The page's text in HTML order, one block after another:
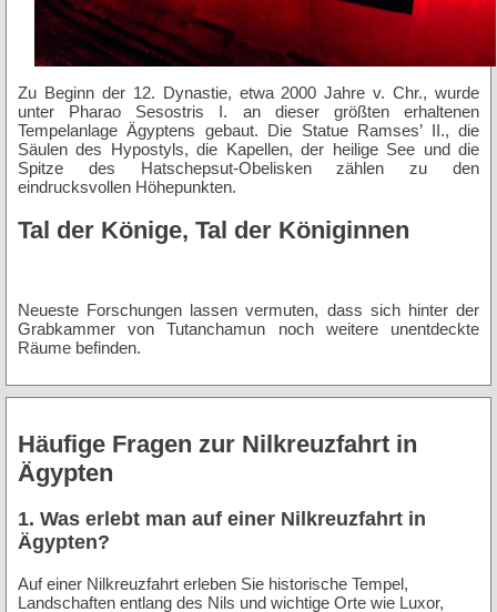
Zu Beginn der 12. Dynastie, etwa 2000 Jahre v. Chr., wurde
unter Pharao Sesostris I. an dieser größten erhaltenen
Tempelanlage Ägyptens gebaut. Die Statue Ramses’ II., die
Säulen des Hypostyls, die Kapellen, der heilige See und die
Spitze des Hatschepsut-Obelisken zählen zu den
eindrucksvollen Höhepunkten.
Tal der Könige, Tal der Königinnen
Neueste Forschungen lassen vermuten, dass sich hinter der
Grabkammer von Tutanchamun noch weitere unentdeckte
Räume befinden.
Häufige Fragen zur Nilkreuzfahrt in
Ägypten
1. Was erlebt man auf einer Nilkreuzfahrt in
Ägypten?
Auf einer Nilkreuzfahrt erleben Sie historische Tempel,
Landschaften entlang des Nils und wichtige Orte wie Luxor,